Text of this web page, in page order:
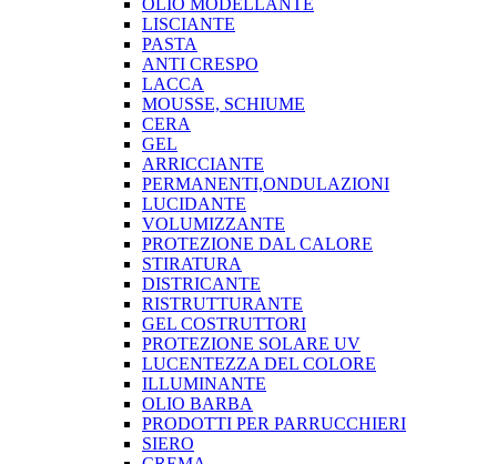
OLIO MODELLANTE
LISCIANTE
PASTA
ANTI CRESPO
LACCA
MOUSSE, SCHIUME
CERA
GEL
ARRICCIANTE
PERMANENTI,ONDULAZIONI
LUCIDANTE
VOLUMIZZANTE
PROTEZIONE DAL CALORE
STIRATURA
DISTRICANTE
RISTRUTTURANTE
GEL COSTRUTTORI
PROTEZIONE SOLARE UV
LUCENTEZZA DEL COLORE
ILLUMINANTE
OLIO BARBA
PRODOTTI PER PARRUCCHIERI
SIERO